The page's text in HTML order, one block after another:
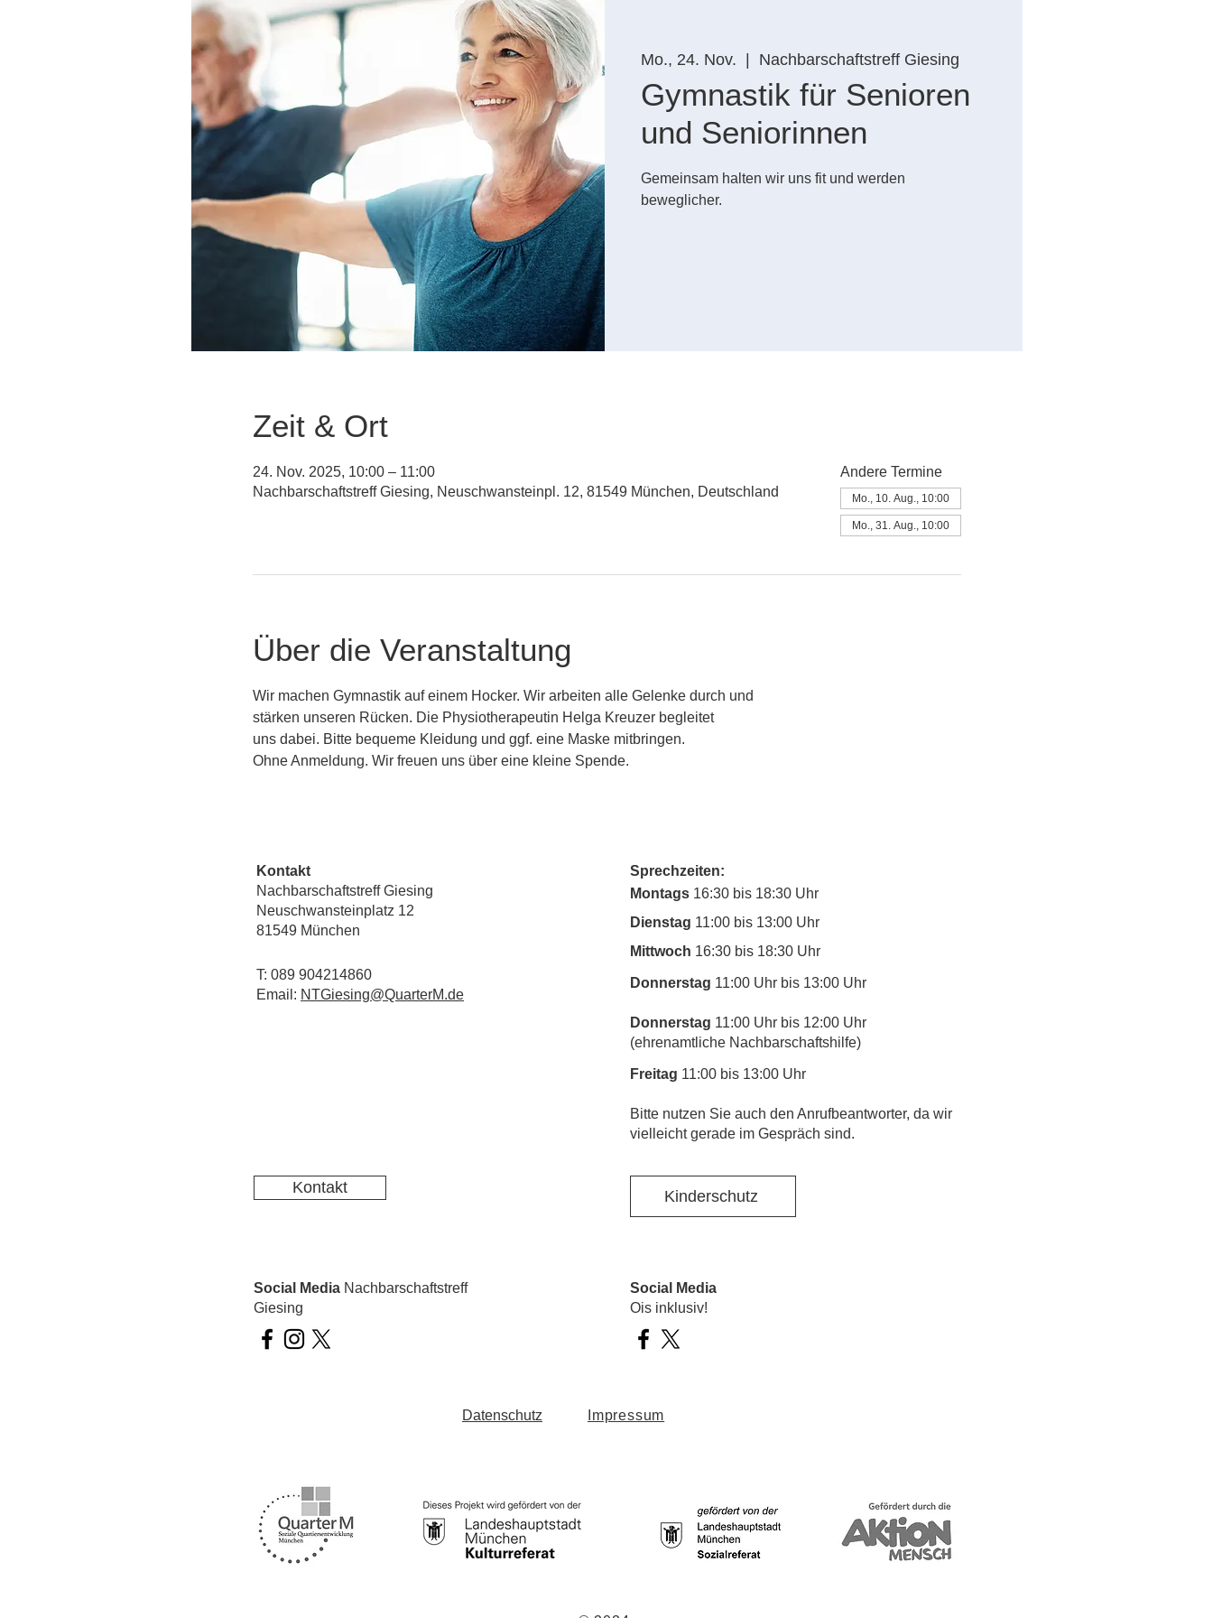
Mo., 24. Nov. Nachbarschaftstreff Giesing
Gymnastik für Senioren
und Seniorinnen
Gemeinsam halten wir uns fit und werden
beweglicher.
Zeit & Ort
24. Nov. 2025, 10:00 – 11:00
Nachbarschaftstreff Giesing, Neuschwansteinpl. 12, 81549 München, Deutschland
Andere Termine
Mo., 10. Aug., 10:00
Mo., 31. Aug., 10:00
Über die Veranstaltung
Wir machen Gymnastik auf einem Hocker. Wir arbeiten alle Gelenke durch und
stärken unseren Rücken. Die Physiotherapeutin Helga Kreuzer begleitet
uns dabei. Bitte bequeme Kleidung und ggf. eine Maske mitbringen.
Ohne Anmeldung. Wir freuen uns über eine kleine Spende.
Kontakt
Nachbarschaftstreff Giesing
Neuschwansteinplatz 12
81549 München
T: 089 904214860
Email: NTGiesing@QuarterM.de
Kontakt
Sprechzeiten:
Montags 16:30 bis 18:30 Uhr
Dienstag 11:00 bis 13:00 Uhr
Mittwoch 16:30 bis 18:30 Uhr
Donnerstag 11:00 Uhr bis 13:00 Uhr
Donnerstag 11:00 Uhr bis 12:00 Uhr
(ehrenamtliche Nachbarschaftshilfe)
Freitag 11:00 bis 13:00 Uhr
​Bitte nutzen Sie auch den Anrufbeantworter, da wir
vielleicht gerade im Gespräch sind.
Kinderschutz
Social Media Nachbarschaftstreff
Giesing
Social Media
Ois inklusiv!
Datenschutz Impressum